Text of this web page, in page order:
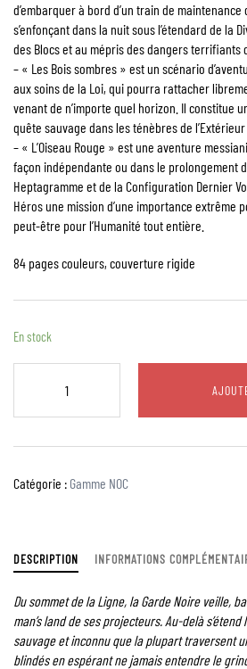
d’embarquer à bord d’un train de
s’enfonçant dans la nuit sous l’étendard de la
des Blocs et au mépris des dangers terrifiants
– « Les Bois sombres » est un scénario
aux soins de la Loi, qui pourra rattacher
venant de n’importe quel horizon. Il constitue
quête sauvage dans les ténèbres de
– « L’Oiseau Rouge » est une aventure
façon indépendante ou dans le prolongement
Heptagramme et de la Configuration Dernier
Héros une mission d’une importance extrême
peut-être pour l’Humanité tout entière.
84 pages couleurs, couverture rigide
En stock
Catégorie : Gamme NOC
DESCRIPTION INFORMATIONS
Du sommet de la Ligne, la Garde Noire veille,
man’s land de ses projecteurs. Au-delà s’étend
sauvage et inconnu que la plupart traversent
blindés en espérant ne jamais entendre le